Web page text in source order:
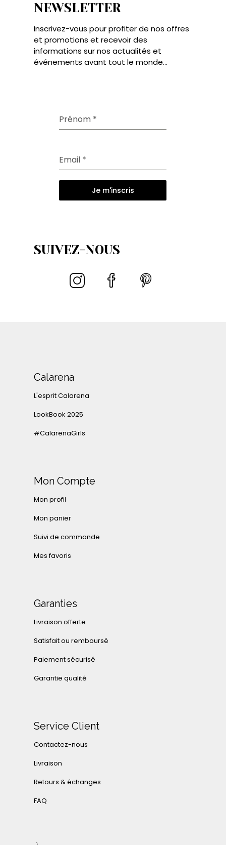
NEWSLETTER
Inscrivez-vous pour profiter de nos offres
et promotions et recevoir des
informations sur nos actualités et
événements avant tout le monde...
Prénom *
Email *
Je m'inscris
SUIVEZ-NOUS
Calarena
L'esprit Calarena
LookBook 2025
#CalarenaGirls
Mon Compte
Mon profil
Mon panier
Suivi de commande
Mes favoris
Garanties
Livraison offerte
Satisfait ou remboursé
Paiement sécurisé
Garantie qualité
Service Client
Contactez-nous
Livraison
Retours & échanges
FAQ